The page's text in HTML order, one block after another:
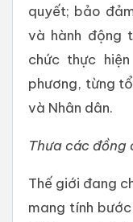
quyết; bảo
và hành động
chức thực
phương, từng
và Nhân dân.
Thưa các đồng
Thế giới đang
mang tính